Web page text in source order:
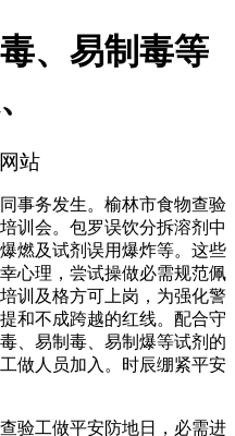
、易制毒等
站
务发生。榆林市食物查验
训会。包罗误饮分拆溶剂中
燃及试剂误用爆炸等。这些
心理，尝试操做必需规范佩
训及格方可上岗，为强化警
和不成跨越的红线。配合守
、易制毒、易制爆等试剂的
做人员加入。时辰绷紧平安
工做平安防地日，必需进